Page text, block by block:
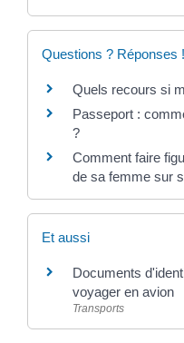
Questions ? Réponses !
Quels recours si
Passeport :
?
Comment faire
de sa femme sur
Et aussi
Documents
voyager en avion
Transports